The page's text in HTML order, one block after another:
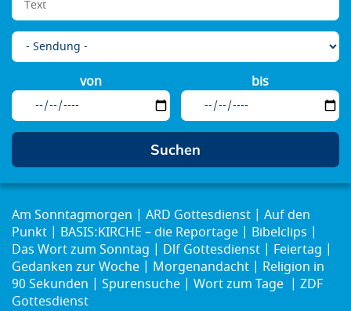
von bis
Am Sonntagmorgen ARD Gottesdienst
Auf den
Punkt
BASIS:KIRCHE – die Reportage
Bibelclips
Das Wort zum Sonntag
Dlf Gottesdienst
Feiertag
Gedanken zur Woche
Morgenandacht
Religion in
90 Sekunden
Spurensuche Wort zum Tage
ZDF
Gottesdienst